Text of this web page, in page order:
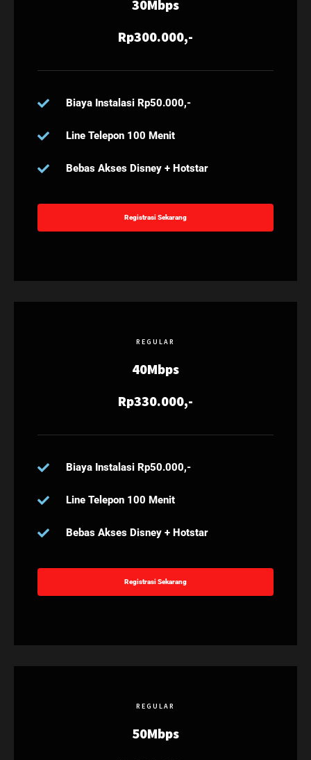
30Mbps
Rp300.000,-
Biaya Instalasi Rp50.000,-
Line Telepon 100 Menit
Bebas Akses Disney + Hotstar
Registrasi Sekarang
REGULAR
40Mbps
Rp330.000,-
Biaya Instalasi Rp50.000,-
Line Telepon 100 Menit
Bebas Akses Disney + Hotstar
Registrasi Sekarang
REGULAR
50Mbps